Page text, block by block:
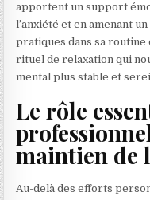
apportent un support
l’anxiété et en amenant
pratiques dans sa
rituel de relaxation qui
mental plus stable et
Le rôle
maintien de
Au-delà des efforts